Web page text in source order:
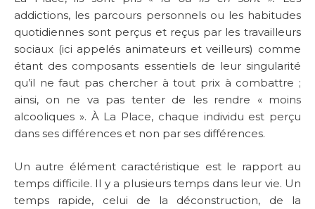
addictions, les parcours personnels ou les habitudes
quotidiennes sont perçus et reçus par les travailleurs
sociaux (ici appelés animateurs et veilleurs) comme
étant des composants essentiels de leur singularité
qu’il ne faut pas chercher à tout prix à combattre ;
ainsi, on ne va pas tenter de les rendre « moins
alcooliques ». À La Place, chaque individu est perçu
dans ses différences et non par ses différences.
Un autre élément caractéristique est le rapport au
temps difficile. Il y a plusieurs temps dans leur vie. Un
temps rapide, celui de la déconstruction, de la